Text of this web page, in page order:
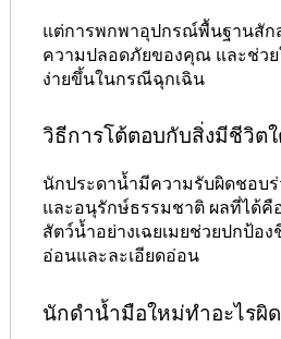
แต่การพกพาอุปกรณ์พื้นฐานสัก
ความปลอดภัยของคุณ และช่ว
ง่ายขึ้นในกรณีฉุกเฉิน
วิธีการโต้ตอบกับสิ่งมีชีวิต
นักประดาน้ำมีความรับผิดชอบ
และอนุรักษ์ธรรมชาติ ผลที่ได้
สัตว์น้ำอย่างเฉยเมยช่วยปกป้อง
อ่อนและละเอียดอ่อน
นักดำน้ำมือใหม่ทำอะไรผิ